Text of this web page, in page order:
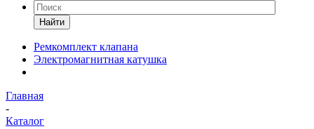
Найти
Ремкомплект клапана
Электромагнитная катушка
Главная
-
Каталог